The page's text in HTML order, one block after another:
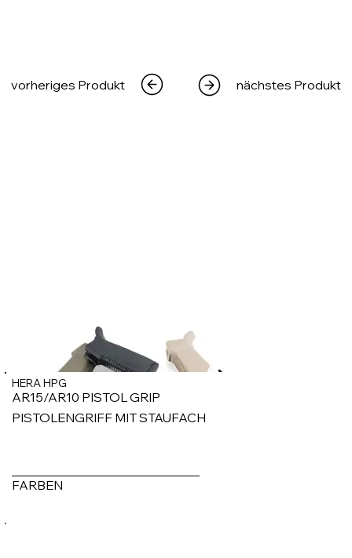
HERA HPG
AR15/AR10 PISTOL GRIP
PISTOLENGRIFF MIT STAUFACH
FARBEN
vorheriges Produkt nächstes Produkt